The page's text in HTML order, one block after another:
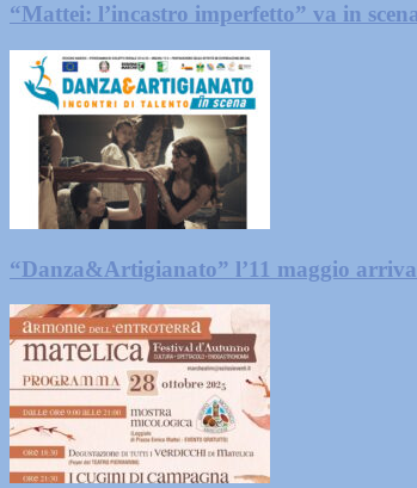
“Mattei: l’incastro imperfetto” va in
“Danza&Artigianato” l’11 maggio